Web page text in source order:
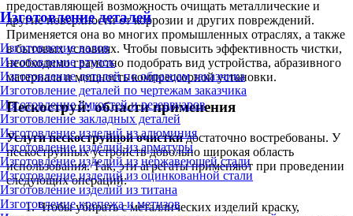
Изготовление деталей
Изготовление валов
Изготовление втулок
Изготовление деталей по образцам заказчика
Изготовление деталей по чертежам заказчика
Изготовление ёмкостей и резервуаров
Изготовление закладных деталей
Изготовление изделий из алюминия
Изготовление изделий из арматуры
Изготовление изделий из нержавеющей стали
Изготовление изделий из оцинкованной стали
Изготовление изделий из титана
Изготовление крепежа и метизов
предоставляющей возможность очищать металлические и
другие поверхности от коррозии и других повреждений.
Применяется она во многих промышленных отраслях, а также
в бытовых условиях. Чтобы повысить эффективность чистки,
необходимо грамотно подобрать вид устройства, абразивного
материала и мощность компрессорной установки.
Пескоструй: области применения
Услуги пескоструйной очисткидостаточно востребованы. У
пескоструйных устройств довольно широкая область
использования. Так, эти агрегаты применяют при проведении
следующих операций:
Чтобы убирать с металлических изделий краску,